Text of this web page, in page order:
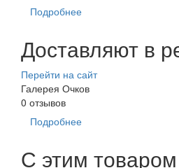
Подробнее
Доставляют в
Перейти на сайт
Галерея Очков
0 отзывов
Подробнее
С этим